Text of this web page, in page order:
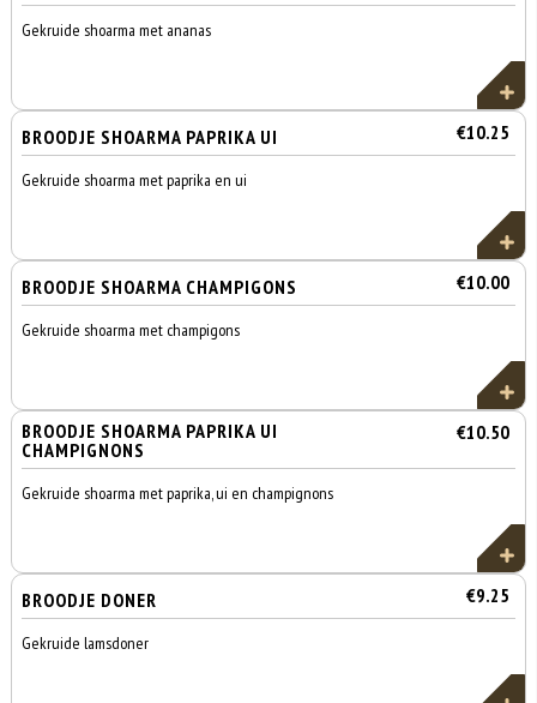
Gekruide shoarma met ananas
BROODJE SHOARMA PAPRIKA UI €10.25
Gekruide shoarma met paprika en ui
BROODJE SHOARMA CHAMPIGONS €10.00
Gekruide shoarma met champigons
BROODJE SHOARMA PAPRIKA UI
CHAMPIGNONS
€10.50
Gekruide shoarma met paprika, ui en champignons
BROODJE DONER €9.25
Gekruide lamsdoner